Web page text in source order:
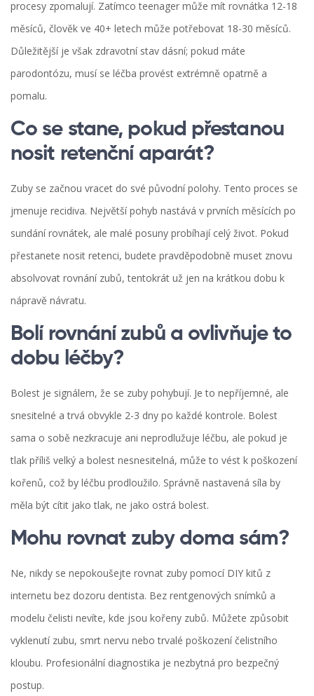
procesy zpomalují. Zatímco teenager může mít rovnátka 12-18
měsíců, člověk ve 40+ letech může potřebovat 18-30 měsíců.
Důležitější je však zdravotní stav dásní; pokud máte
parodontózu, musí se léčba provést extrémně opatrně a
pomalu.
Co se stane, pokud přestanou
nosit retenční aparát?
Zuby se začnou vracet do své původní polohy. Tento proces se
jmenuje recidiva. Největší pohyb nastává v prvních měsících po
sundání rovnátek, ale malé posuny probíhají celý život. Pokud
přestanete nosit retenci, budete pravděpodobně muset znovu
absolvovat rovnání zubů, tentokrát už jen na krátkou dobu k
nápravě návratu.
Bolí rovnání zubů a ovlivňuje to
dobu léčby?
Bolest je signálem, že se zuby pohybují. Je to nepříjemné, ale
snesitelné a trvá obvykle 2-3 dny po každé kontrole. Bolest
sama o sobě nezkracuje ani neprodlužuje léčbu, ale pokud je
tlak příliš velký a bolest nesnesitelná, může to vést k poškození
kořenů, což by léčbu prodloužilo. Správně nastavená síla by
měla být cítit jako tlak, ne jako ostrá bolest.
Mohu rovnat zuby doma sám?
Ne, nikdy se nepokoušejte rovnat zuby pomocí DIY kitů z
internetu bez dozoru dentista. Bez rentgenových snímků a
modelu čelisti nevíte, kde jsou kořeny zubů. Můžete způsobit
vyklenutí zubu, smrt nervu nebo trvalé poškození čelistního
kloubu. Profesionální diagnostika je nezbytná pro bezpečný
postup.